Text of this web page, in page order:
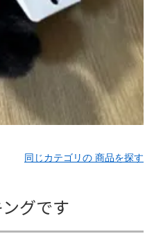
同じカテゴリの 商品を探す
グです